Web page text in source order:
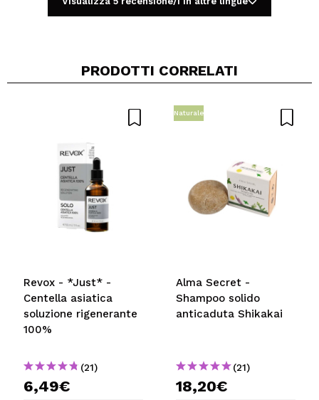
Condividi un video o una foto
PRODOTTI CORRELATI
Revox - *Just* -
Centella asiatica
soluzione rigenerante
100%
(21)
6,49€
Naturale
Alma Secret -
Shampoo solido
anticaduta Shikakai
(21)
18,20€